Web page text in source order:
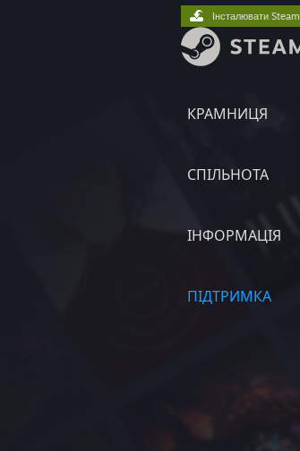
КРАМНИЦЯ
СПІЛЬНОТА
ІНФОРМАЦІЯ
ПІДТРИМКА
Інсталювати Steam